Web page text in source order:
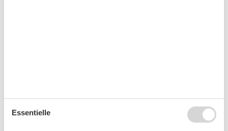
Essentielle